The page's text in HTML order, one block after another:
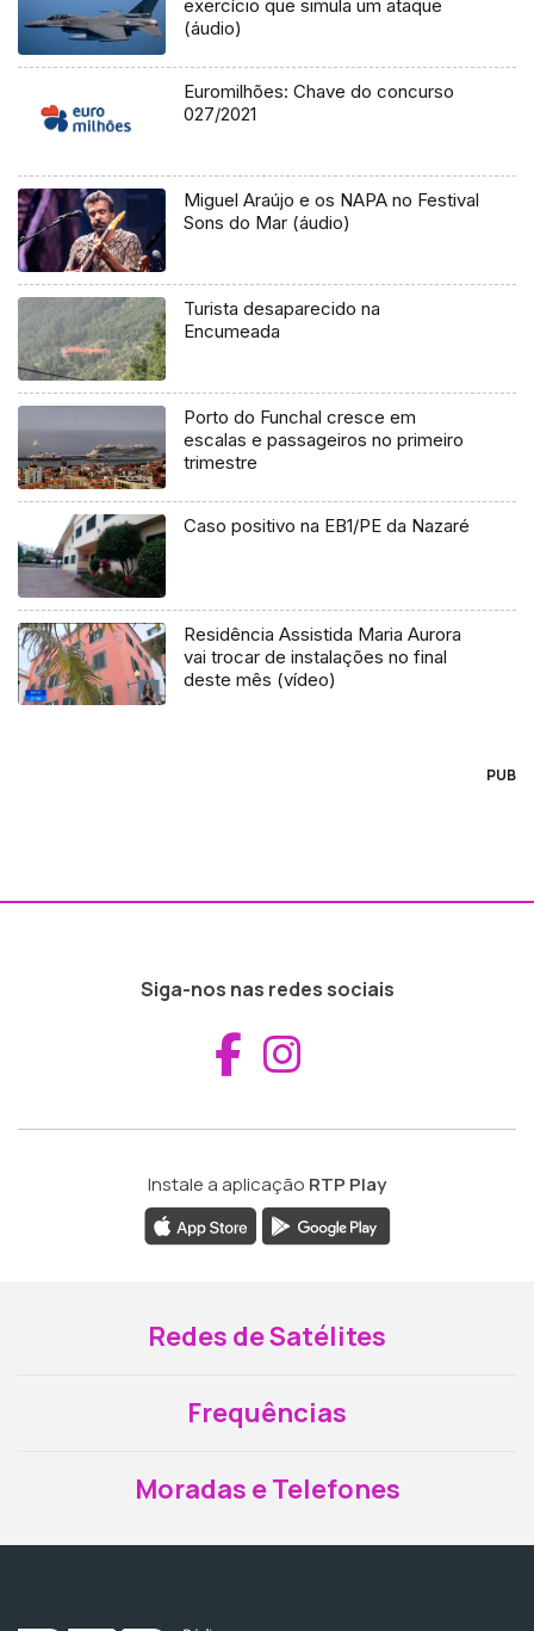
exercício que simula um ataque
(áudio)
Euromilhões: Chave do concurso
027/2021
Miguel Araújo e os NAPA no Festival
Sons do Mar (áudio)
Turista desaparecido na
Encumeada
Porto do Funchal cresce em
escalas e passageiros no primeiro
trimestre
Caso positivo na EB1/PE da Nazaré
Residência Assistida Maria Aurora
vai trocar de instalações no final
deste mês (vídeo)
PUB
Siga-nos nas redes sociais
Aceder ao
Instale a aplicação RTP Play
Redes de Satélites
Frequências
Moradas e Telefones